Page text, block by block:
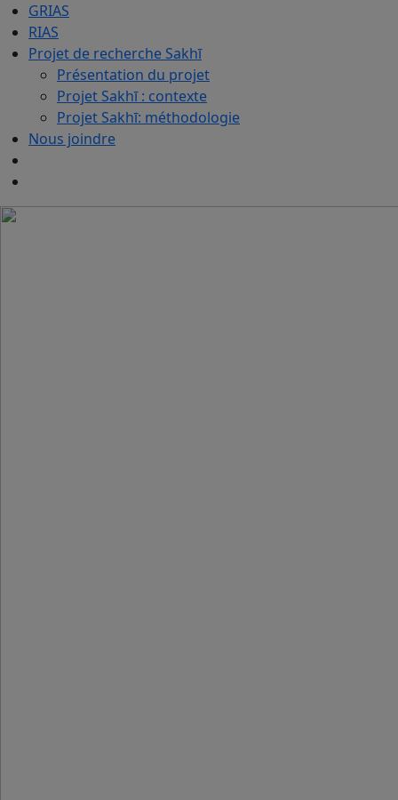
GRIAS
RIAS
Projet de recherche Sakhī
Présentation du projet
Projet Sakhī : contexte
Projet Sakhī: méthodologie
Nous joindre